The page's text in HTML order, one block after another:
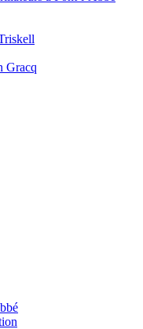
Gracq